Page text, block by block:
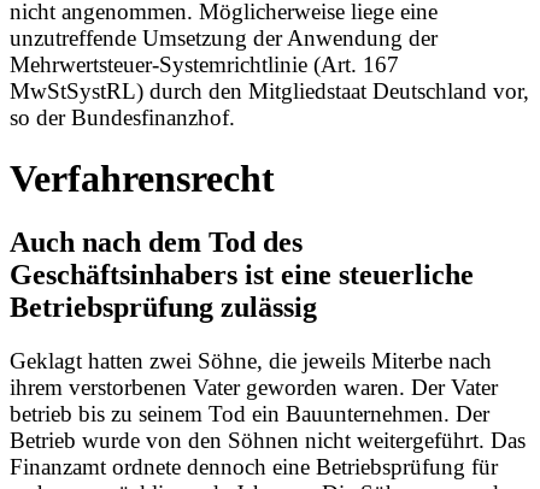
nicht angenommen. Möglicherweise liege eine
unzutreffende Umsetzung der Anwendung der
Mehrwertsteuer-Systemrichtlinie (Art. 167
MwStSystRL) durch den Mitgliedstaat Deutschland vor,
so der Bundesfinanzhof.
Verfahrensrecht
Auch nach dem Tod des
Geschäftsinhabers ist eine steuerliche
Betriebsprüfung zulässig
Geklagt hatten zwei Söhne, die jeweils Miterbe nach
ihrem verstorbenen Vater geworden waren. Der Vater
betrieb bis zu seinem Tod ein Bauunternehmen. Der
Betrieb wurde von den Söhnen nicht weitergeführt. Das
Finanzamt ordnete dennoch eine Betriebsprüfung für